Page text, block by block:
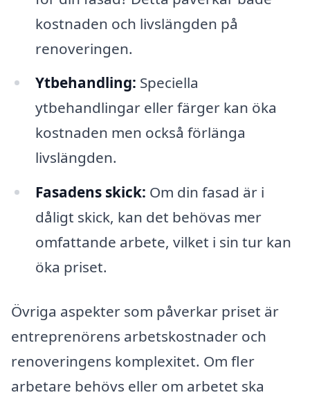
kostnaden och livslängden på
renoveringen.
Ytbehandling: Speciella
ytbehandlingar eller färger kan öka
kostnaden men också förlänga
livslängden.
Fasadens skick: Om din fasad är i
dåligt skick, kan det behövas mer
omfattande arbete, vilket i sin tur kan
öka priset.
Övriga aspekter som påverkar priset är
entreprenörens arbetskostnader och
renoveringens komplexitet. Om fler
arbetare behövs eller om arbetet ska